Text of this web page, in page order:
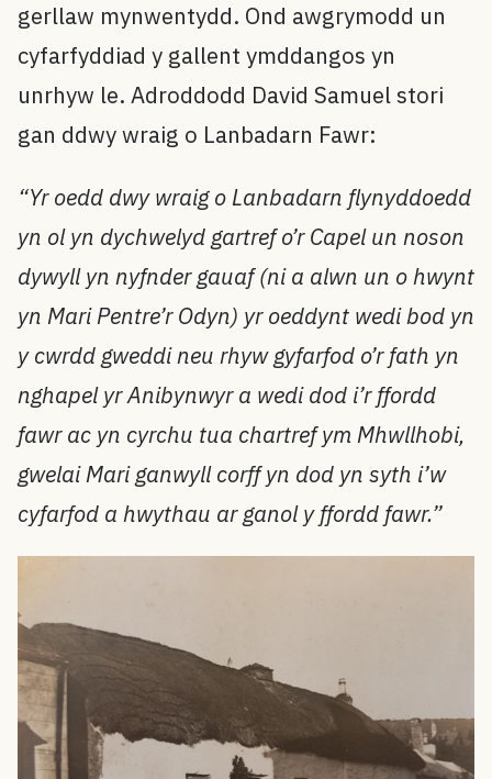
gerllaw mynwentydd. Ond awgrymodd un
cyfarfyddiad y gallent ymddangos yn
unrhyw le. Adroddodd David Samuel stori
gan ddwy wraig o Lanbadarn Fawr:
“Yr oedd dwy wraig o Lanbadarn flynyddoedd
yn ol yn dychwelyd gartref o’r Capel un noson
dywyll yn nyfnder gauaf (ni a alwn un o hwynt
yn Mari Pentre’r Odyn) yr oeddynt wedi bod yn
y cwrdd gweddi neu rhyw gyfarfod o’r fath yn
nghapel yr Anibynwyr a wedi dod i’r ffordd
fawr ac yn cyrchu tua chartref ym Mhwllhobi,
gwelai Mari ganwyll corff yn dod yn syth i’w
cyfarfod a hwythau ar ganol y ffordd fawr.”